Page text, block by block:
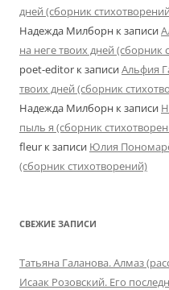
дней (сборник
Надежда Милборн к записи
на неге твоих дней (сборник
poet-editor к записиАльфия
твоих дней (сборник
Надежда Милборн к записи
пыль я (сборник
fleur к записи Юлия
(сборник стихотворений)
СВЕЖИЕ ЗАПИСИ
Татьяна Галанова. Алмаз
Исаак Розовский. Его